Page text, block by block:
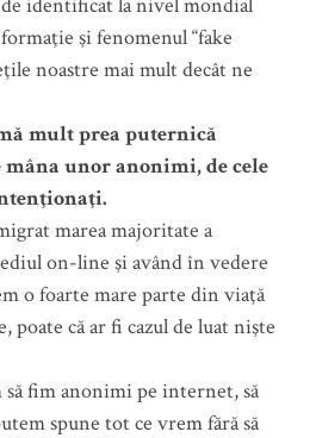
şi fenomenul “fake
noastre mai mult decât ne
mult prea puternică
unor anonimi, de cele
marea majoritate a
on-line şi având în vedere
o foarte mare parte din viaţă
poate că ar fi cazul de luat nişte
fim anonimi pe internet, să
spune tot ce vrem fără să